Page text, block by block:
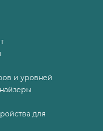
и уровней
для